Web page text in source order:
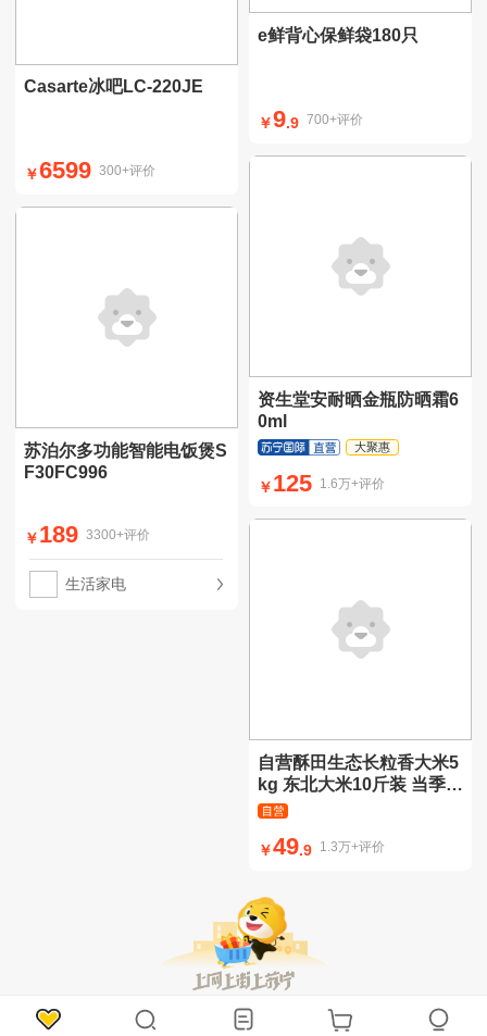
Casarte冰吧LC-220JE
￥6599 300+评价
苏泊尔多功能智能电饭煲S
F30FC996
￥189 3300+评价
生活家电
e鲜背心保鲜袋180只
￥9.9 700+评价
资生堂安耐晒金瓶防晒霜6
0ml
大聚惠
￥125 1.6万+评价
自营酥田生态长粒香大米5
kg 东北大米10斤装 当季新
米 真空包装
￥49.9 1.3万+评价